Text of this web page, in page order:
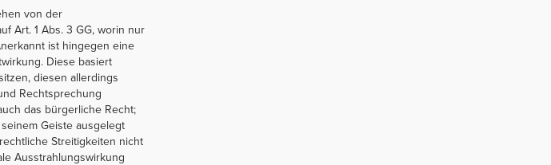
von der
Art. 1 Abs. 3 GG, worin nur
ist hingegen eine
Diese basiert
diesen allerdings
Rechtsprechung
das bürgerliche Recht;
Geiste ausgelegt
Streitigkeiten nicht
Ausstrahlungswirkung